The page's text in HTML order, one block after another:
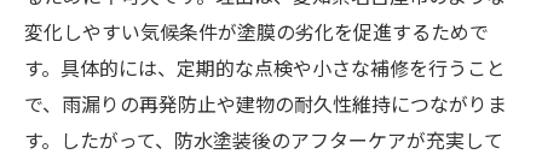
変化しやすい気候条件が塗膜の劣化を促進するためで
す。具体的には、定期的な点検や小さな補修を行うこと
で、雨漏りの再発防止や建物の耐久性維持につながりま
す。したがって、防水塗装後のアフターケアが充実して